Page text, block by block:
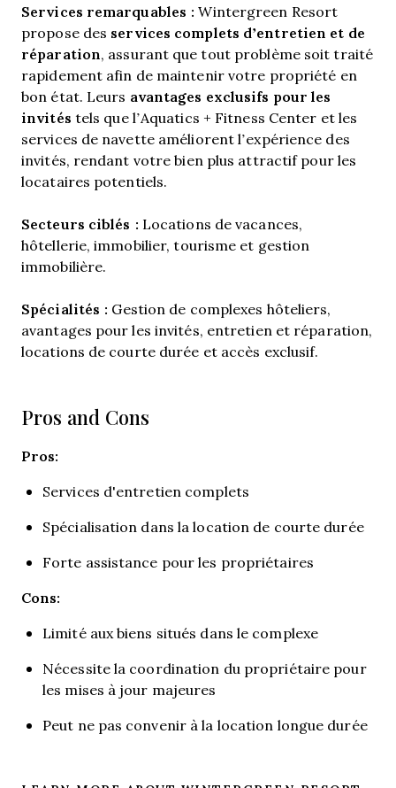
Services remarquables : Wintergreen Resort
propose des services complets d’entretien et de
réparation, assurant que tout problème soit traité
rapidement afin de maintenir votre propriété en
bon état. Leurs avantages exclusifs pour les
invités tels que l’Aquatics + Fitness Center et les
services de navette améliorent l’expérience des
invités, rendant votre bien plus attractif pour les
locataires potentiels.
Secteurs ciblés : Locations de vacances,
hôtellerie, immobilier, tourisme et gestion
immobilière.
Spécialités : Gestion de complexes hôteliers,
avantages pour les invités, entretien et réparation,
locations de courte durée et accès exclusif.
Pros and Cons
Pros:
Services d'entretien complets
Spécialisation dans la location de courte durée
Forte assistance pour les propriétaires
Cons:
Limité aux biens situés dans le complexe
Nécessite la coordination du propriétaire pour
les mises à jour majeures
Peut ne pas convenir à la location longue durée